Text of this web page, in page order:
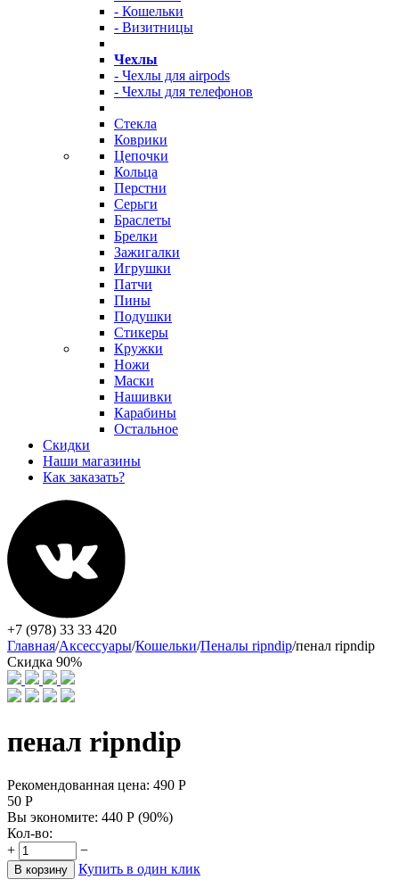
- Кошельки
- Визитницы
Чехлы
- Чехлы для airpods
- Чехлы для телефонов
Стекла
Коврики
Цепочки
Кольца
Перстни
Серьги
Браслеты
Брелки
Зажигалки
Игрушки
Патчи
Пины
Подушки
Стикеры
Кружки
Ножи
Маски
Нашивки
Карабины
Остальное
Скидки
Наши магазины
Как заказать?
+7 (978) 33 33 420
Главная/Аксессуары/Кошельки/Пеналы ripndip/пенал ripndip
Скидка 90%
пенал ripndip
Рекомендованная цена: 490 Р
50 Р
Вы экономите: 440 Р (90%)
Кол-во:
+
−
В корзину Купить в один клик